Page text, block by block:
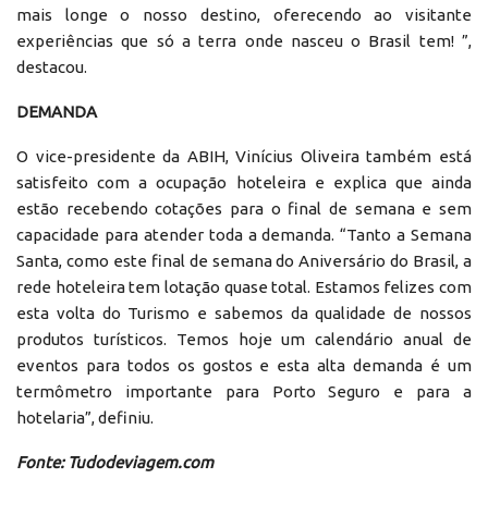
mais longe o nosso destino, oferecendo ao visitante
experiências que só a terra onde nasceu o Brasil tem! ”,
destacou.
DEMANDA
O vice-presidente da ABIH, Vinícius Oliveira também está
satisfeito com a ocupação hoteleira e explica que ainda
estão recebendo cotações para o final de semana e sem
capacidade para atender toda a demanda. “Tanto a Semana
Santa, como este final de semana do Aniversário do Brasil, a
rede hoteleira tem lotação quase total. Estamos felizes com
esta volta do Turismo e sabemos da qualidade de nossos
produtos turísticos. Temos hoje um calendário anual de
eventos para todos os gostos e esta alta demanda é um
termômetro importante para Porto Seguro e para a
hotelaria”, definiu.
Fonte: Tudodeviagem.com